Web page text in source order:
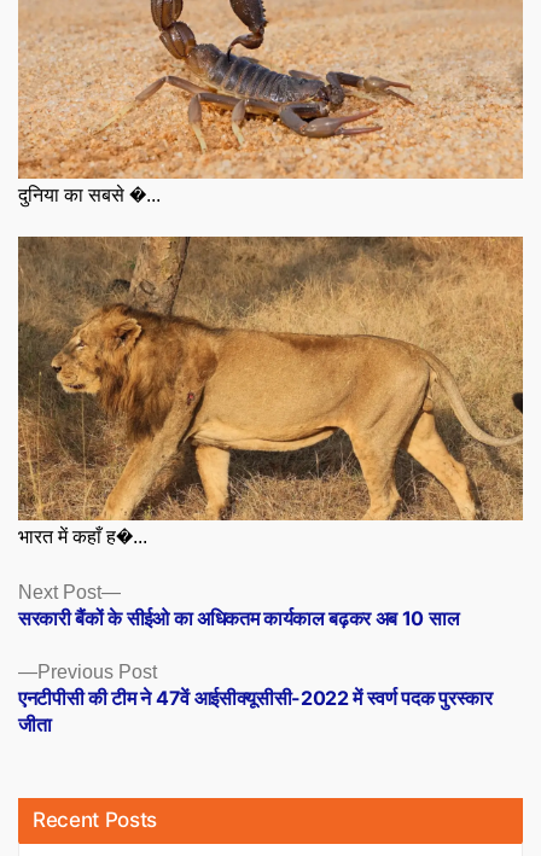
दुनिया का सबसे �...
भारत में कहाँ ह�...
Posts
navigation
Previous PostPrevious
post:
एनटीपीसी की टीम ने 47वें आईसीक्यूसीसी-2022 में स्वर्ण पदक पुरस्कार
जीता
Next Post
Next
post:
सरकारी बैंकों के सीईओ का अधिकतम कार्यकाल बढ़कर अब 10 साल
Recent Posts